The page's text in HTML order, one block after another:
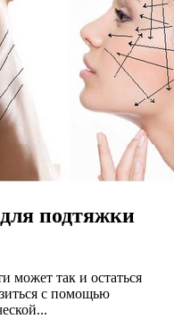
подтяжки
может так и остаться
с помощью